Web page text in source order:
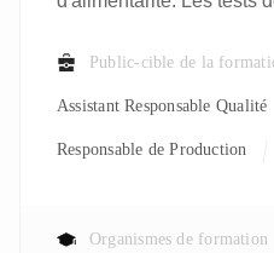
Public-cible de la
Assistant Responsable Qualité
Responsable de Production
Organismes de formation